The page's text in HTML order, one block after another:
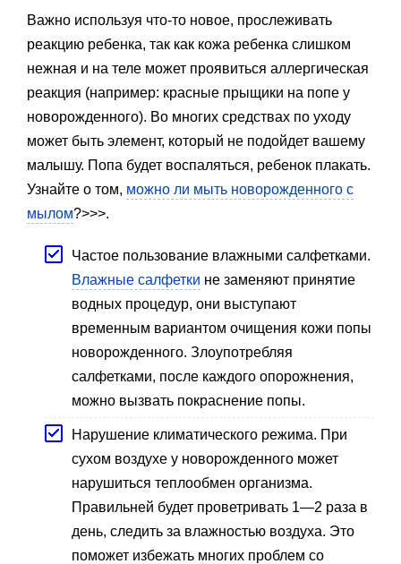
Важно используя что-то новое, прослеживать
реакцию ребенка, так как кожа ребенка слишком
нежная и на теле может проявиться аллергическая
реакция (например: красные прыщики на попе у
новорожденного). Во многих средствах по уходу
может быть элемент, который не подойдет вашему
малышу. Попа будет воспаляться, ребенок плакать.
Узнайте о том, можно ли мыть новорожденного с
мылом?>>>.
Частое пользование влажными салфетками.
Влажные салфетки не заменяют принятие
водных процедур, они выступают
временным вариантом очищения кожи попы
новорожденного. Злоупотребляя
салфетками, после каждого опорожнения,
можно вызвать покраснение попы.
Нарушение климатического режима. При
сухом воздухе у новорожденного может
нарушиться теплообмен организма.
Правильней будет проветривать 1—2 раза в
день, следить за влажностью воздуха. Это
поможет избежать многих проблем со